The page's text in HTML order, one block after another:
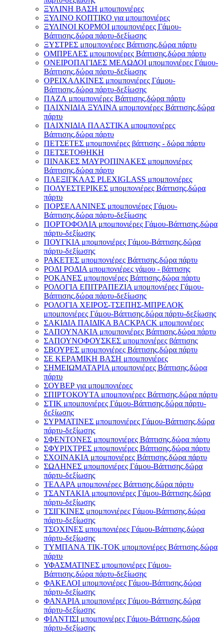
ΞΥΛΙΝΗ ΒΑΣΗ μπομπονιέρες
ΞΥΛΙΝΟ ΚΟΠΤΙΚΟ για μπομπονιέρες
ΞΥΛΙΝΟΙ ΚΟΡΜΟΙ μπομπονιέρες Γάμου-
Βάπτισης,δώρα πάρτυ-δεξίωσης
ΞΥΣΤΡΕΣ μπομπονιέρες Βάπτισης,δώρα πάρτυ
ΟΜΠΡΕΛΕΣ μπομπονιέρες Βάπτισης,δώρα πάρτυ
ΟΝΕΙΡΟΠΑΓΙΔΕΣ ΜΕΛΩΔΟΙ μπομπονιέρες Γάμου-
Βάπτισης,δώρα πάρτυ-δεξίωσης
ΟΡΕΙΧΑΛΚΙΝΕΣ μπομπονιέρες Γάμου-
Βάπτισης,δώρα πάρτυ-δεξίωσης
ΠΑΖΛ μπομπονιέρες Βάπτισης,δώρα πάρτυ
ΠΑΙΧΝΙΔΙΑ ΞΥΛΙΝΑ μπομπονιέρες Βάπτισης,δώρα
πάρτυ
ΠΑΙΧΝΙΔΙΑ ΠΛΑΣΤΙΚΑ μπομπονιέρες
Βάπτισης,δώρα πάρτυ
ΠΕΤΣΕΤΕΣ μπομπονιέρες βάπτισης - δώρα πάρτυ
ΠΕΤΣΕΤΟΘΗΚΗ
ΠΙΝΑΚΕΣ ΜΑΥΡΟΠΙΝΑΚΕΣ μπομπονιέρες
Βάπτισης,δώρα πάρτυ
ΠΛΕΞΙΓΚΛΑΣ PLEXIGLASS μπομπονιέρες
ΠΟΛΥΕΣΤΕΡΙΚΕΣ μπομπονιέρες Βάπτισης,δώρα
πάρτυ
ΠΟΡΣΕΛΑΝΙΝΕΣ μπομπονιέρες Γάμου-
Βάπτισης,δώρα πάρτυ-δεξίωσης
ΠΟΡΤΟΦΟΛΙΑ μπομπονιέρες Γάμου-Βάπτισης,δώρα
πάρτυ-δεξίωσης
ΠΟΥΓΚΙΑ μπομπονιέρες Γάμου-Βάπτισης,δώρα
πάρτυ-δεξίωσης
ΡΑΚΕΤΕΣ μπομπονιέρες Βάπτισης,δώρα πάρτυ
ΡΟΔΙ ΡΟΔΙΑ μπομπονιέρες γάμου - βάπτισης
ΡΟΚΑΝΕΣ μπομπονιέρες Βάπτισης,δώρα πάρτυ
ΡΟΛΟΓΙΑ ΕΠΙΤΡΑΠΕΖΙΑ μπομπονιέρες Γάμου-
Βάπτισης,δώρα πάρτυ-δεξίωσης
ΡΟΛΟΓΙΑ ΧΕΙΡΟΣ-ΤΣΕΠΗΣ-ΜΠΡΕΛΟΚ
μπομπονιέρες Γάμου-Βάπτισης,δώρα πάρτυ-δεξίωσης
ΣΑΚΙΔΙΑ ΠΑΙΔΙΚΑ BACKPACK μπομπονιέρες
ΣΑΠΟΥΝΑΚΙΑ μπομπονιέρες Βάπτισης,δώρα πάρτυ
ΣΑΠΟΥΝΟΦΟΥΣΚΕΣ μπομπονιέρες βάπτισης
ΣΒΟΥΡΕΣ μπομπονιέρες Βάπτισης,δώρα πάρτυ
ΣΕ ΚΕΡΑΜΙΚΗ ΒΑΣΗ μπομπονιέρες
ΣΗΜΕΙΩΜΑΤΑΡΙΑ μπομπονιέρες Βάπτισης,δώρα
πάρτυ
ΣΟΥΒΕΡ για μπομπονιέρες
ΣΠΙΡΤΟΚΟΥΤΑ μπομπονιέρες Βάπτισης,δώρα πάρτυ
ΣΤΙΚ μπομπονιέρες Γάμου-Βάπτισης,δώρα πάρτυ-
δεξίωσης
ΣΥΡΜΑΤΙΝΕΣ μπομπονιέρες Γάμου-Βάπτισης,δώρα
πάρτυ-δεξίωσης
ΣΦΕΝΤΟΝΕΣ μπομπονιέρες Βάπτισης,δώρα πάρτυ
ΣΦΥΡΙΧΤΡΕΣ μπομπονιέρες Βάπτισης,δώρα πάρτυ
ΣΧΟΙΝΑΚΙΑ μπομπονιέρες Βάπτισης,δώρα πάρτυ
ΣΩΛΗΝΕΣ μπομπονιέρες Γάμου-Βάπτισης,δώρα
πάρτυ-δεξίωσης
ΤΕΛΑΡΑ μπομπονιέρες Βάπτισης,δώρα πάρτυ
ΤΣΑΝΤΑΚΙΑ μπομπονιέρες Γάμου-Βάπτισης,δώρα
πάρτυ-δεξίωσης
ΤΣΙΓΚΙΝΕΣ μπομπονιέρες Γάμου-Βάπτισης,δώρα
πάρτυ-δεξίωσης
ΤΣΟΧΙΝΕΣ μπομπονιέρες Γάμου-Βάπτισης,δώρα
πάρτυ-δεξίωσης
ΤΥΜΠΑΝΑ ΤΙΚ-ΤΟΚ μπομπονιέρες Βάπτισης,δώρα
πάρτυ
ΥΦΑΣΜΑΤΙΝΕΣ μπομπονιέρες Γάμου-
Βάπτισης,δώρα πάρτυ-δεξίωσης
ΦΑΚΕΛΟΙ μπομπονιέρες Γάμου-Βάπτισης,δώρα
πάρτυ-δεξίωσης
ΦΑΝΑΡΙΑ μπομπονιέρες Γάμου-Βάπτισης,δώρα
πάρτυ-δεξίωσης
ΦΙΛΝΤΙΣΙ μπομπονιέρες Γάμου-Βάπτισης,δώρα
πάρτυ-δεξίωσης